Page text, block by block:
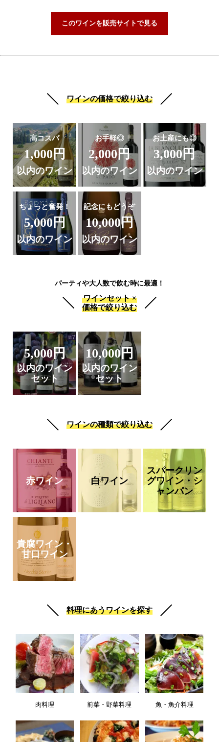
このワインを販売サイトで見る
ワインの価格で絞り込む
高コスパ
1,000円
以内のワイン
お手軽◎
2,000円
以内のワイン
お土産にも◎
3,000円
以内のワイン
ちょっと奮発！
5,000円
以内のワイン
記念にもどうぞ
10,000円
以内のワイン
パーティや大人数で飲む時に最適！
ワインセット ×
価格で絞り込む
5,000円
以内のワイン
セット
10,000円
以内のワイン
セット
ワインの種類で絞り込む
赤ワイン 白ワイン
スパークリン
グワイン・シ
ャンパン
貴腐ワイン・
甘口ワイン
料理にあうワインを探す
肉料理 前菜・野菜料理 魚・魚介料理